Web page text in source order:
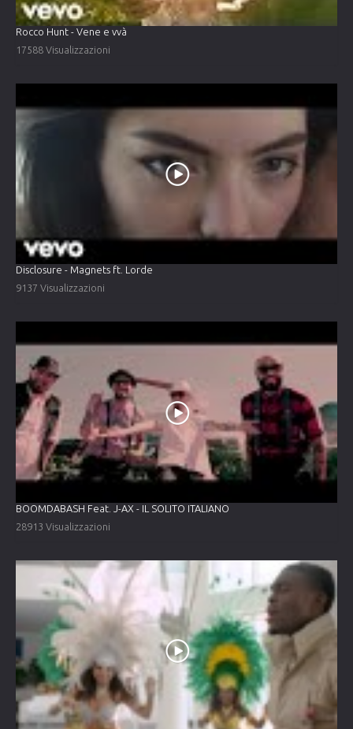
Rocco Hunt - Vene e vvà
17588 Visualizzazioni
Disclosure - Magnets ft. Lorde
9137 Visualizzazioni
BOOMDABASH Feat. J-AX - IL SOLITO ITALIANO
28913 Visualizzazioni